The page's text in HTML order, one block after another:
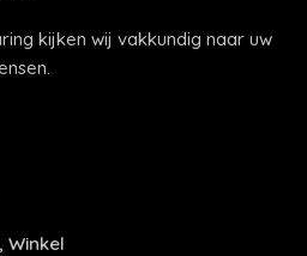
kijken wij vakkundig naar uw
Winkel